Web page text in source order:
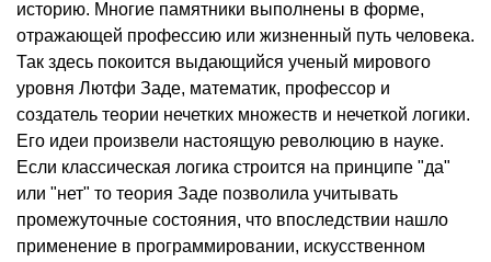
историю. Многие памятники выполнены в форме,
отражающей профессию или жизненный путь человека.
Так здесь покоится выдающийся ученый мирового
уровня Лютфи Заде, математик, профессор и
создатель теории нечетких множеств и нечеткой логики.
Его идеи произвели настоящую революцию в науке.
Если классическая логика строится на принципе "да"
или "нет" то теория Заде позволила учитывать
промежуточные состояния, что впоследствии нашло
применение в программировании, искусственном